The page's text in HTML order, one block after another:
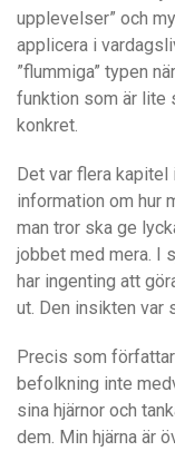
upplevelser” och
applicera i
”flummiga” typen
funktion som är lite
konkret.
Det var flera
information om hur
man tror ska ge
jobbet med mera. I
har ingenting att
ut. Den insikten var
Precis som
befolkning inte
sina hjärnor och
dem. Min hjärna är